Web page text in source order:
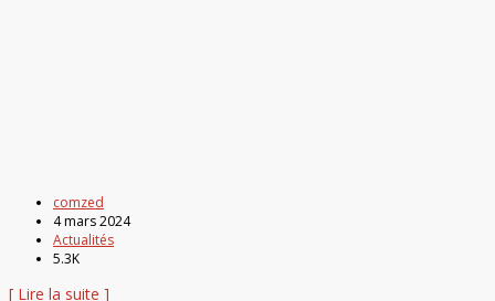
comzed
4 mars 2024
Actualités
5.3K
[ Lire la suite ]